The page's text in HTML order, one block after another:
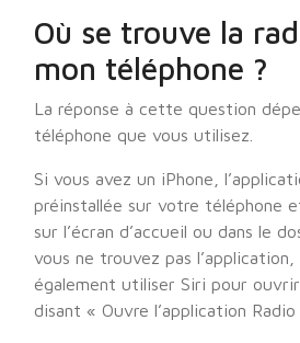
Où se trouve la
mon téléphone ?
La réponse à cette question
téléphone que vous utilisez.
Si vous avez un iPhone,
préinstallée sur votre téléphone
sur l’écran d’accueil ou dans le
vous ne trouvez pas
également utiliser Siri pour ouvrir
disant « Ouvre l’application Radio